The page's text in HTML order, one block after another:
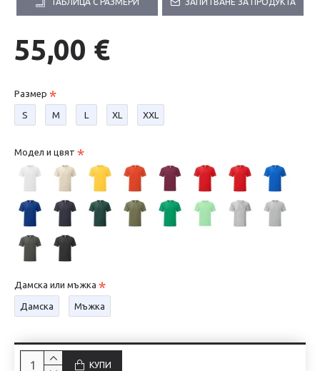
55,00 €
Размер
S М L XL XXL
Модел и цвят
Дамска или мъжка
Дамска Мъжка
КУПИ